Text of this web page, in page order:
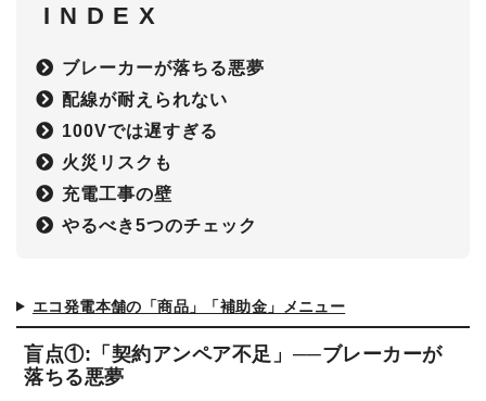
I N D E X
ブレーカーが落ちる悪夢
配線が耐えられない
100Vでは遅すぎる
火災リスクも
充電工事の壁
やるべき5つのチェック
エコ発電本舗の「商品」「補助金」メニュー
盲点①:「契約アンペア不足」──ブレーカーが
落ちる悪夢